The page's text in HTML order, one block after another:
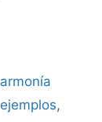
armonía
ejemplos,